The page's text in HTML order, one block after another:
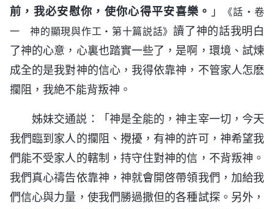
前，我必安慰你，使你心得平安喜樂。 」
《話・卷
一 神的顯現與作工・第十篇説話》讀了神的話我明白
了神的心意，心裏也踏實一些了，是啊，環境、試煉
成全的是我對神的信心，我得依靠神，不管家人怎麽
攔阻，我絶不能背叛神。
姊妹交通説：「神是全能的，神主宰一切，今天
我們臨到家人的攔阻、攪擾，有神的許可，神希望我
們能不受家人的轄制，持守住對神的信，不背叛神。
我們真心禱告依靠神，神就會開啓帶領我們，加給我
們信心與力量，使我們勝過撒但的各種試探。另外，